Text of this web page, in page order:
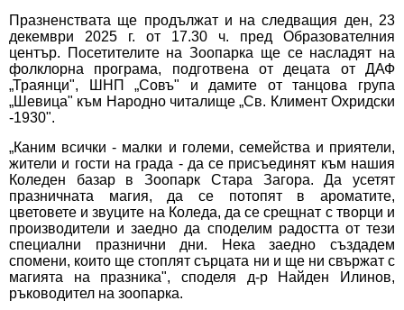
Празненствата ще продължат и на следващия ден, 23
декември 2025 г. от 17.30 ч. пред Образователния
център. Посетителите на Зоопарка ще се насладят на
фолклорна програма, подготвена от децата от ДАФ
„Траянци", ШНП „Совъ" и дамите от танцова група
„Шевица" към Народно читалище „Св. Климент Охридски
-1930".
„Каним всички - малки и големи, семейства и приятели,
жители и гости на града - да се присъединят към нашия
Коледен базар в Зоопарк Стара Загора. Да усетят
празничната магия, да се потопят в ароматите,
цветовете и звуците на Коледа, да се срещнат с творци и
производители и заедно да споделим радостта от тези
специални празнични дни. Нека заедно създадем
спомени, които ще стоплят сърцата ни и ще ни свържат с
магията на празника", споделя д-р Найден Илинов,
ръководител на зоопарка.